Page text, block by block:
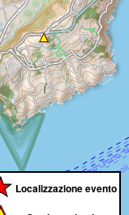
Localizzazione evento